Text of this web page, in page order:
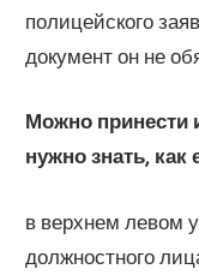
полицейского
документ он не
Можно принести
нужно знать, как
в верхнем левом
должностного